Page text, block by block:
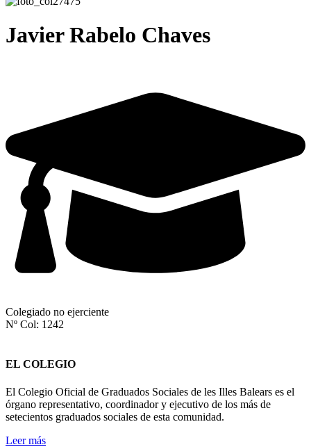
Javier Rabelo Chaves
Colegiado no ejerciente
Nº Col: 1242
EL COLEGIO
El Colegio Oficial de Graduados Sociales de les Illes Balears es el
órgano representativo, coordinador y ejecutivo de los más de
setecientos graduados sociales de esta comunidad.
Leer más